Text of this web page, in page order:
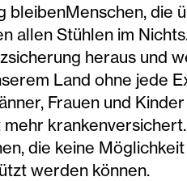
bleibenMenschen,
allen Stühlen im
heraus und
Land ohne jede
Frauen und
mehr
die keine
werden können.